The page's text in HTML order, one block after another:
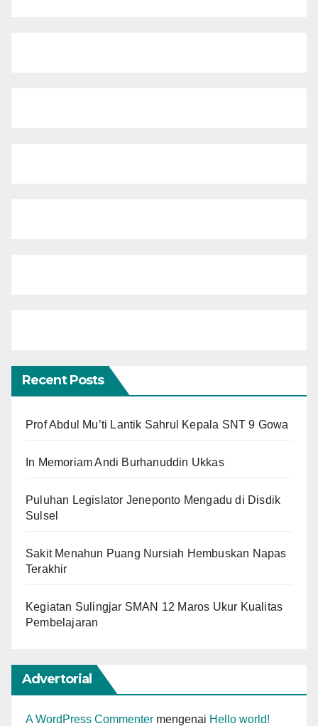
Recent Posts
Prof Abdul Mu’ti Lantik Sahrul Kepala SNT 9 Gowa
In Memoriam Andi Burhanuddin Ukkas
Puluhan Legislator Jeneponto Mengadu di Disdik
Sulsel
Sakit Menahun Puang Nursiah Hembuskan Napas
Terakhir
Kegiatan Sulingjar SMAN 12 Maros Ukur Kualitas
Pembelajaran
Advertorial
A WordPress Commenter mengenai Hello world!